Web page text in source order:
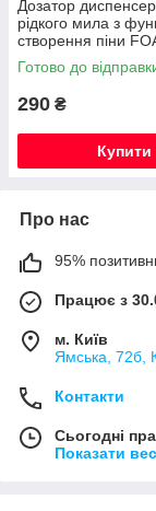
Дозатор
рідкого мила з
створення піни
450мл білий
Готово до
290 ₴
Купити
Про нас
95%
Працює з
м. Київ
Ямська, 72б,
Контакти
Сьогодні
Показати